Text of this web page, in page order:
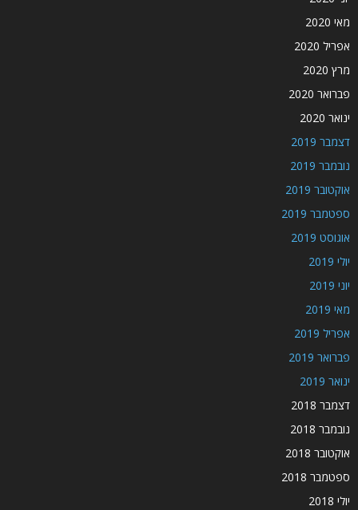
מאי 2020
אפריל 2020
מרץ 2020
פברואר 2020
ינואר 2020
דצמבר 2019
נובמבר 2019
אוקטובר 2019
ספטמבר 2019
אוגוסט 2019
יולי 2019
יוני 2019
מאי 2019
אפריל 2019
פברואר 2019
ינואר 2019
דצמבר 2018
נובמבר 2018
אוקטובר 2018
ספטמבר 2018
יולי 2018